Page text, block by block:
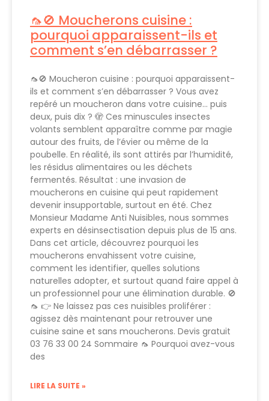
🦟🚫 Moucherons cuisine :
pourquoi apparaissent-ils et
comment s’en débarrasser ?
🦟🚫 Moucheron cuisine : pourquoi apparaissent-
ils et comment s’en débarrasser ? Vous avez
repéré un moucheron dans votre cuisine… puis
deux, puis dix ? 🫣 Ces minuscules insectes
volants semblent apparaître comme par magie
autour des fruits, de l’évier ou même de la
poubelle. En réalité, ils sont attirés par l’humidité,
les résidus alimentaires ou les déchets
fermentés. Résultat : une invasion de
moucherons en cuisine qui peut rapidement
devenir insupportable, surtout en été. Chez
Monsieur Madame Anti Nuisibles, nous sommes
experts en désinsectisation depuis plus de 15 ans.
Dans cet article, découvrez pourquoi les
moucherons envahissent votre cuisine,
comment les identifier, quelles solutions
naturelles adopter, et surtout quand faire appel à
un professionnel pour une élimination durable. 🚫
🦟 👉 Ne laissez pas ces nuisibles proliférer :
agissez dès maintenant pour retrouver une
cuisine saine et sans moucherons. Devis gratuit
03 76 33 00 24 Sommaire 🦟 Pourquoi avez-vous
des
LIRE LA SUITE »